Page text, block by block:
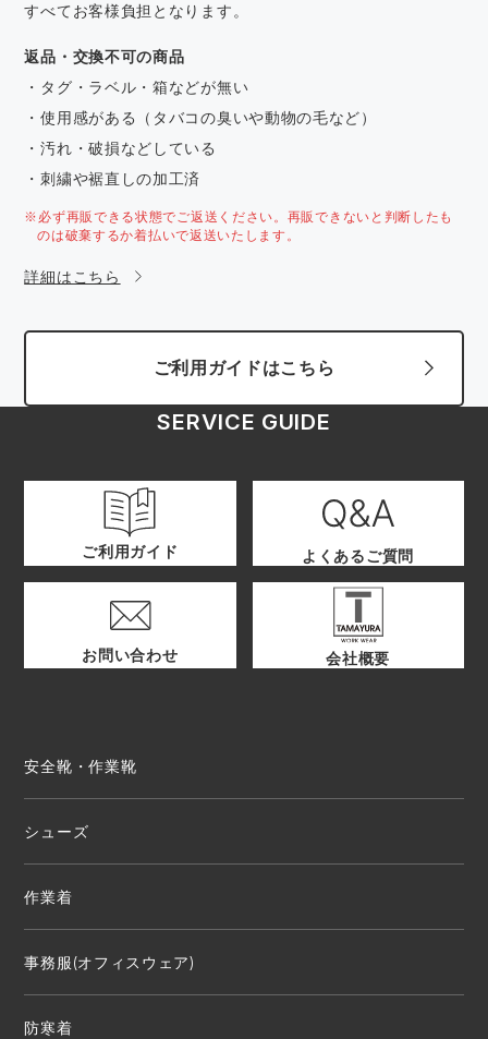
すべてお客様負担となります。
返品・交換不可の商品
・タグ・ラベル・箱などが無い
・使用感がある（タバコの臭いや動物の毛など）
・汚れ・破損などしている
・刺繍や裾直しの加工済
※必ず再販できる状態でご返送ください。再販できないと判断したも
のは破棄するか着払いで返送いたします。
詳細はこちら
ご利用ガイドはこちら
SERVICE GUIDE
ご利用ガイド よくあるご質問
お問い合わせ 会社概要
安全靴・作業靴
シューズ
作業着
事務服(オフィスウェア)
防寒着